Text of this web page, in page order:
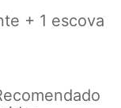
+ 1 escova